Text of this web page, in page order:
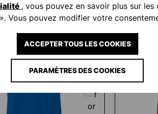
, vous pouvez en savoir plus sur
Vous pouvez modifier votre
PARAMÈTRES DES COOKIES
ACCEPTER TOUS LES COOKIES